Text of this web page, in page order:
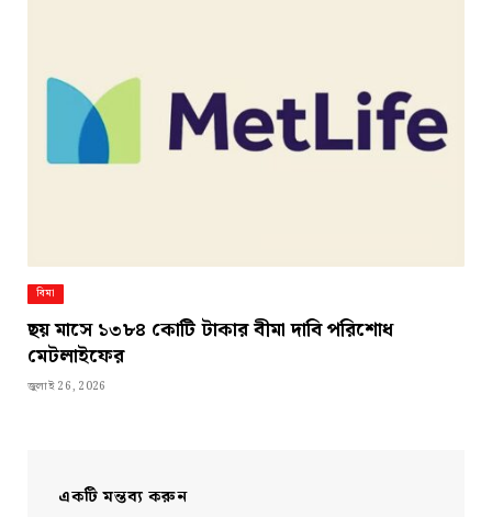
বিমা
ছয় মাসে ১৩৮৪ কোটি টাকার বীমা দাবি পরিশোধ
মেটলাইফের
জুলাই 26, 2026
একটি মন্তব্য করুন